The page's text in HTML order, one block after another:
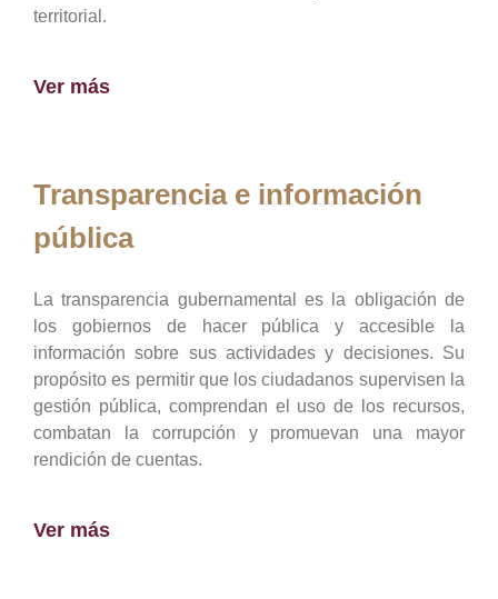
territorial.
Ver más
Transparencia e información
pública
La transparencia gubernamental es la obligación de
los gobiernos de hacer pública y accesible la
información sobre sus actividades y decisiones. Su
propósito es permitir que los ciudadanos supervisen la
gestión pública, comprendan el uso de los recursos,
combatan la corrupción y promuevan una mayor
rendición de cuentas.
Ver más